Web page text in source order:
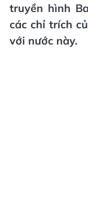
truyền hình
các chỉ trích
với nước này.